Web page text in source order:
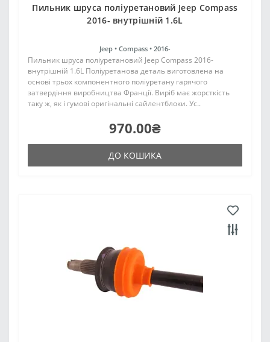
Пильник шруса поліуретановий Jeep Compass
2016- внутрішній 1.6L
Jeep • Compass • 2016-
Пильник шруса поліуретановий Jeep Compass 2016-
внутрішній 1.6L Поліуретанова деталь виготовлена на
основі трьох компонентного поліуретану гарячого
затвердіння виробництва Франції. Виріб має жорсткість
таку ж, як і гумові оригінальні сайлентблоки. Ус..
970.00₴
ДО КОШИКА